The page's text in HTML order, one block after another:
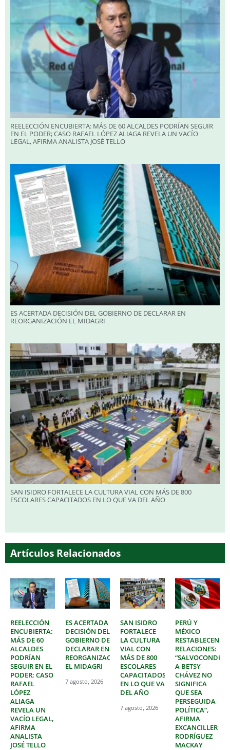
REELECCIÓN ENCUBIERTA: MÁS DE 60 ALCALDES PODRÍAN SEGUIR
EN EL PODER; CASO RAFAEL LÓPEZ ALIAGA REVELA UN VACÍO
LEGAL, AFIRMA ANALISTA JOSÉ TELLO
ES ACERTADA DECISIÓN DEL GOBIERNO DE DECLARAR EN
REORGANIZACIÓN EL MIDAGRI
SAN ISIDRO FORTALECE LA CULTURA VIAL CON MÁS DE 800
ESCOLARES CAPACITADOS EN LO QUE VA DEL AÑO
Artículos Relacionados
REELECCIÓN
ENCUBIERTA:
MÁS DE 60
ALCALDES
PODRÍAN
SEGUIR EN EL
PODER; CASO
RAFAEL
LÓPEZ
ALIAGA
REVELA UN
VACÍO LEGAL,
AFIRMA
ANALISTA
JOSÉ TELLO
ES ACERTADA
DECISIÓN DEL
GOBIERNO DE
DECLARAR EN
REORGANIZACIÓN
EL MIDAGRI
7 agosto, 2026
SAN ISIDRO
FORTALECE
LA CULTURA
VIAL CON
MÁS DE 800
ESCOLARES
CAPACITADOS
EN LO QUE VA
DEL AÑO
7 agosto, 2026
PERÚ Y
MÉXICO
RESTABLECEN
RELACIONES:
A BETSY
CHÁVEZ NO
SIGNIFICA
QUE SEA
PERSEGUIDA
POLÍTICA”,
AFIRMA
EXCANCILLER
RODRÍGUEZ
MACKAY